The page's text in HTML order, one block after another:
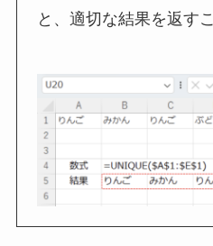
と、適切な結果を返す